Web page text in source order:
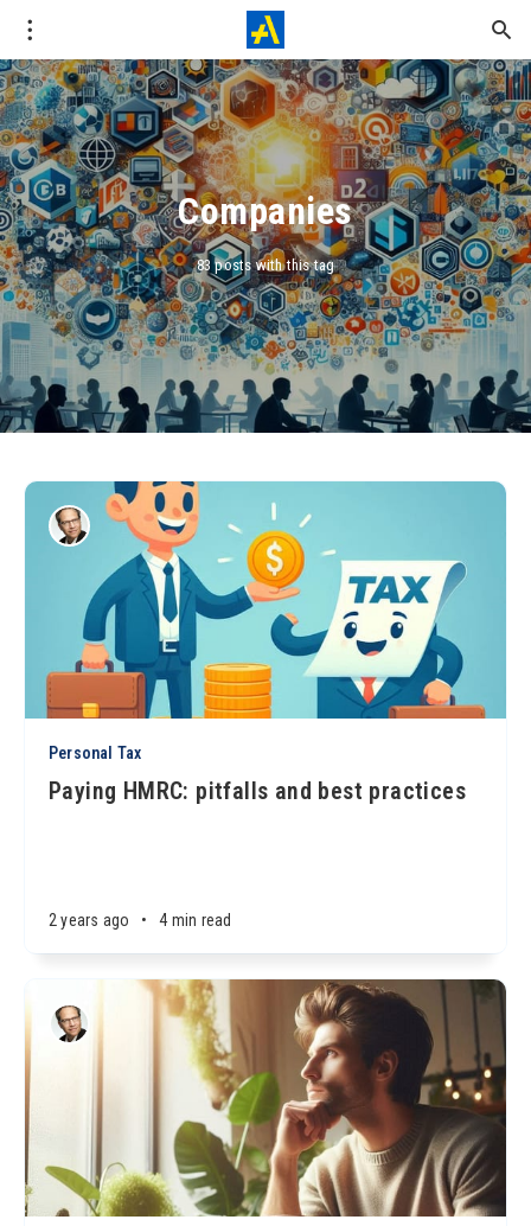
Companies
83 posts with this tag
Personal Tax
Paying HMRC: pitfalls and best practices
2 years ago • 4 min read